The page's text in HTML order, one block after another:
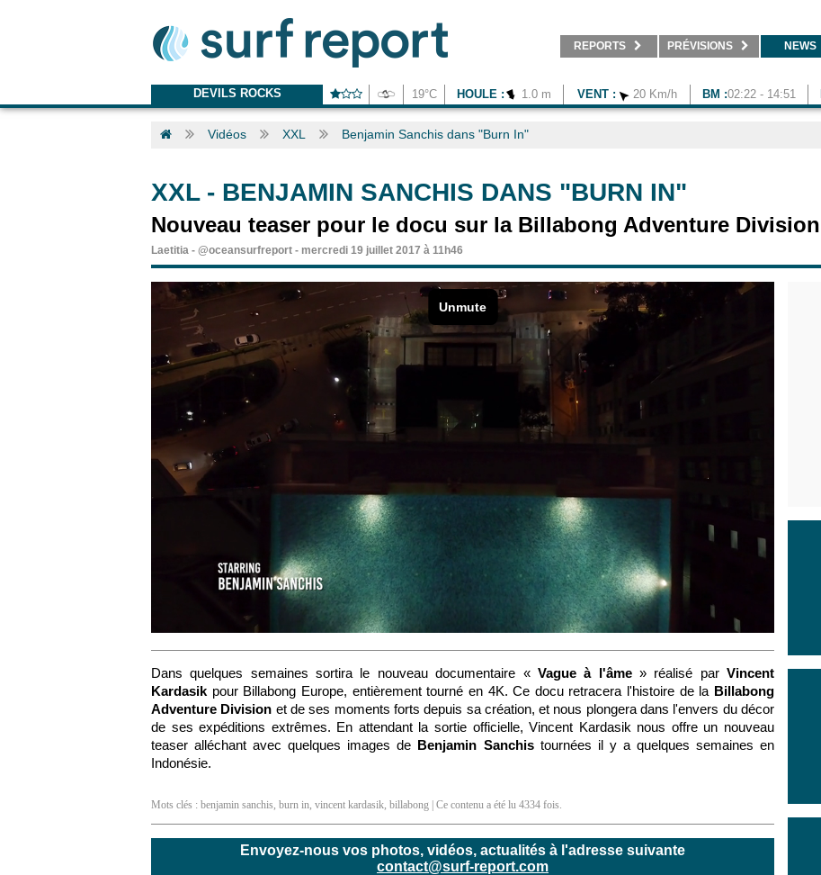
REPORTS PRÉVISIONS NEWS
DEVILS ROCKS 19°C HOULE : 1.0 m VENT : 20 Km/h BM :02:22 - 14:51
Vidéos XXL Benjamin Sanchis dans "Burn In"
XXL- BENJAMIN SANCHIS DANS "BURN IN"
Nouveau teaser pour le docu sur la Billabong Adventure Division
Laetitia - @oceansurfreport - mercredi 19 juillet 2017 à 11h46
Dans quelques semaines sortira le nouveau documentaire « Vague à l'âme» réalisé parVincent
Kardasik pour Billabong Europe, entièrement tourné en 4K. Ce docu retracera l'histoire de la Billabong
Adventure Division et de ses moments forts depuis sa création, et nous plongera dans l'envers du décor
de ses expéditions extrêmes. En attendant la sortie officielle, Vincent Kardasik nous offre un nouveau
teaser alléchant avec quelques images de Benjamin Sanchistournées il y a quelques semaines en
Indonésie.
Mots clés : benjamin sanchis, burn in, vincent kardasik, billabong | Ce contenu a été lu 4334 fois.
Envoyez-nous vos photos, vidéos, actualités à l'adresse suivante
contact@surf-report.com